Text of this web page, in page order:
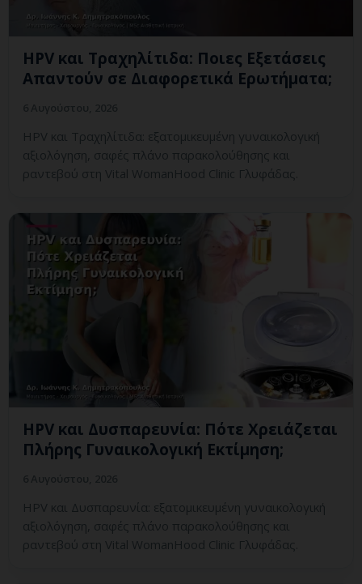
HPV και Τραχηλίτιδα: Ποιες Εξετάσεις
Απαντούν σε Διαφορετικά Ερωτήματα;
HPV και Τραχηλίτιδα: εξατομικευμένη γυναικολογική
αξιολόγηση, σαφές πλάνο παρακολούθησης και
ραντεβού στη Vital WomanHood Clinic Γλυφάδας.
HPV και Δυσπαρευνία: Πότε Χρειάζεται
Πλήρης Γυναικολογική Εκτίμηση;
HPV και Δυσπαρευνία: εξατομικευμένη γυναικολογική
αξιολόγηση, σαφές πλάνο παρακολούθησης και
ραντεβού στη Vital WomanHood Clinic Γλυφάδας.